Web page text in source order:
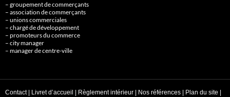
– groupement de commerçants
– association de commerçants
– unions commerciales
– chargé de développement
– promoteurs du commerce
– city manager
– manager de centre-ville
Contact| Livret d’accueil Règlement intérieur Nos références Plan du site